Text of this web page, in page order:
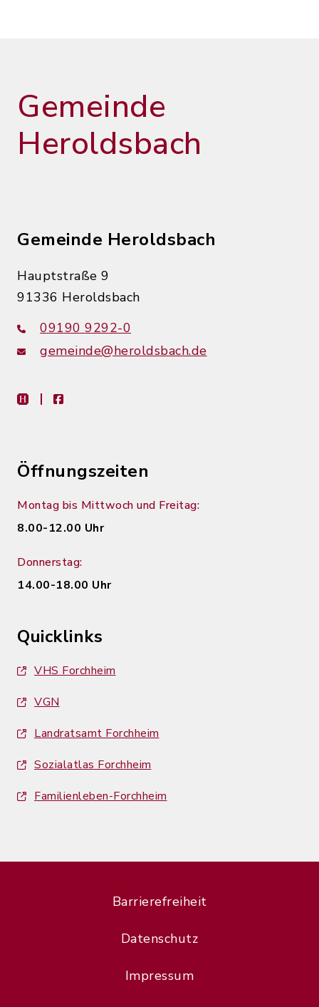
Gemeinde
Heroldsbach
Gemeinde Heroldsbach
Hauptstraße 9
91336 Heroldsbach
09190 9292-0
gemeinde@heroldsbach.de
heimat-infofacebook
Öffnungszeiten
Montag bis Mittwoch und Freitag:
8.00-12.00 Uhr
Donnerstag:
14.00-18.00 Uhr
Quicklinks
VHS Forchheim
VGN
Landratsamt Forchheim
Sozialatlas Forchheim
Familienleben-Forchheim
Barrierefreiheit
Datenschutz
Impressum